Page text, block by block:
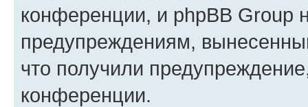
конференции, и phpBB Group
предупреждениям,
что получили
конференции.